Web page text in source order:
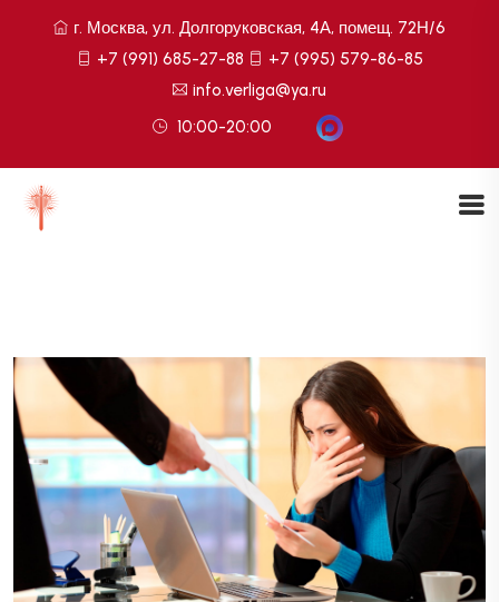
г. Москва, ул. Долгоруковская, 4А, помещ. 72Н/6
+7 (991) 685-27-88
+7 (995) 579-86-85
info.verliga@ya.ru
10:00-20:00